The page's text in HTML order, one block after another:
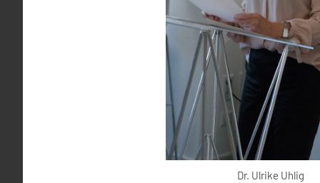
Dr. Ulrike Uhlig